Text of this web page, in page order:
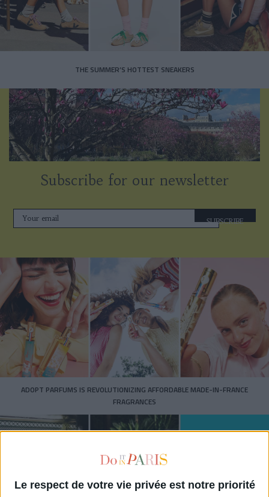
Le respect de votre vie privée est notre priorité
THE SUMMER’S HOTTEST SNEAKERS
Subscribe for our newsletter
SUBSCRIBE
ADOPT PARFUMS IS REVOLUTIONIZING AFFORDABLE MADE-IN-FRANCE
FRAGRANCES